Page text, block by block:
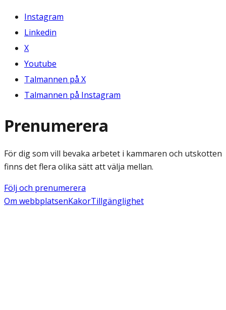
Instagram
Linkedin
X
Youtube
Talmannen på X
Talmannen på Instagram
Prenumerera
För dig som vill bevaka arbetet i kammaren och utskotten
finns det flera olika sätt att välja mellan.
Följ och prenumerera
Om webbplatsenKakorTillgänglighet